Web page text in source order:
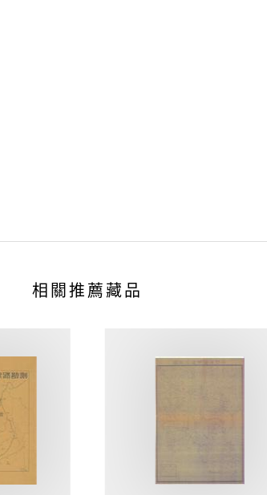
相關推薦藏品